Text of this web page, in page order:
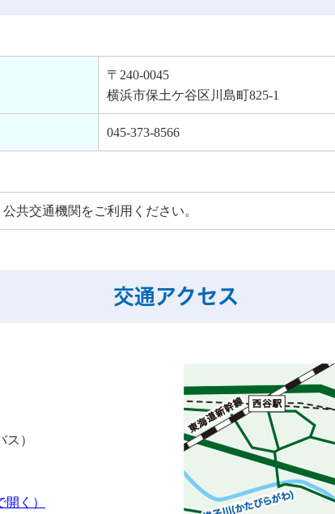
〒240-0045
横浜市保土ケ谷区川島町825-1
045-373-8566
共交通機関をご利用ください。
交通アクセス
）
く）